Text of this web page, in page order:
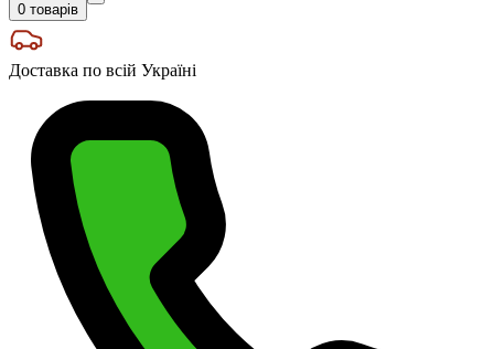
0 товарів
Доставка по всій Україні